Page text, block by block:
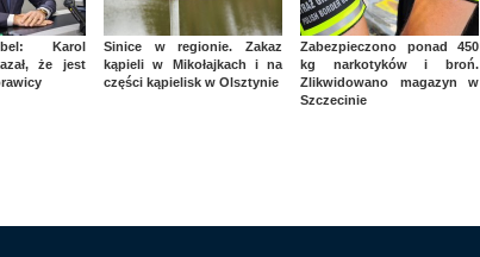
Karol
że jest
Sinice w regionie. Zakaz
kąpieli w Mikołajkach i na
części kąpielisk w Olsztynie
Zabezpieczono ponad 450
kg narkotyków i broń.
Zlikwidowano magazyn w
Szczecinie